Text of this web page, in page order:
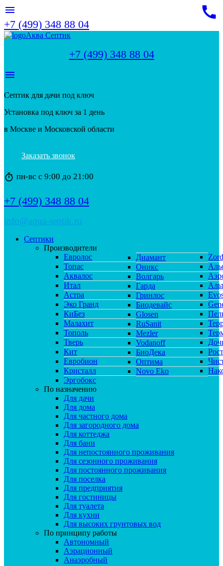
menu
+7 (499) 348 88 04
call
Аква Септик
+7 (499) 348 88 04
menu
Септик для дачи под ключ
Установка под ключ за 1 день
в Москве и Московской области
Заказать звонок
timer пн-вс с 9:00 до 21:00
+7 (499) 348 88 04
info@aqua-septik.ru
Септики
Производители
Евролос
Топас
Аквалос
Итал
Астра
Эко Гранд
КиБез
Малахит
Тополь
Тверь
Кит
Евробион
Кристалл
Эргобокс
Диамант
Оникс
Волгарь
Гарда
Гринлос
Биодевайс
Glosen
RuSanit
Mezler
Vodanoff
БиоДека
Оптима
Novo Eko
По назначению
Для дачи
Для дома
Для частного дома
Для загородного дома
Для коттеджа
Для бани
Для непостоянного проживания
Для сезонного проживания
Для постоянного проживания
Для поселка
Для предприятия
Для гостиницы
Для туалета
Для кухни
Для высоких грунтовых вод
По принципу работы
Автономный
Аэрационный
Анаэробный